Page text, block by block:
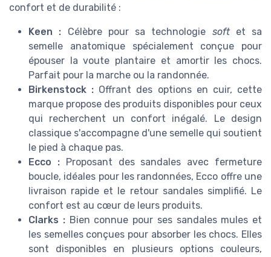
confort et de durabilité :
Keen : Célèbre pour sa technologie softet sa
semelle anatomique spécialement conçue pour
épouser la voute plantaire et amortir les chocs.
Parfait pour la marche ou la randonnée.
Birkenstock : Offrant des options en cuir, cette
marque propose des produits disponibles pour ceux
qui recherchent un confort inégalé. Le design
classique s'accompagne d'une semelle qui soutient
le pied à chaque pas.
Ecco :Proposant des sandales avec fermeture
boucle, idéales pour les randonnées, Ecco offre une
livraison rapide et le retour sandales simplifié. Le
confort est au cœur de leurs produits.
Clarks :Bien connue pour ses sandales mules et
les semelles conçues pour absorber les chocs. Elles
sont disponibles en plusieurs options couleurs,